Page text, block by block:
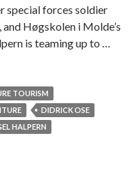
special forces soldier
Høgskolen i Molde’s
is teaming up to …
TOURISM
DIDRICK OSE
HALPERN